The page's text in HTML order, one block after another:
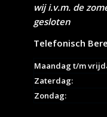
wij i.v.m. de
gesloten
Telefonisch
Maandag t/m
Zaterdag:
Zondag: